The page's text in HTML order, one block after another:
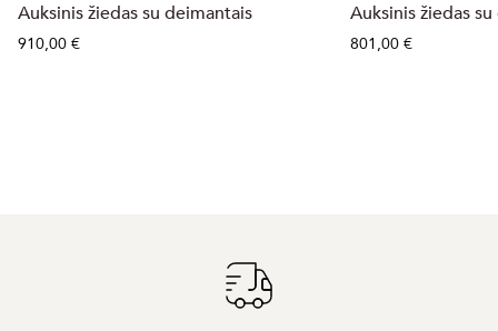
Auksinis žiedas su deimantais
910,00 €
Auksinis žiedas
801,00 €